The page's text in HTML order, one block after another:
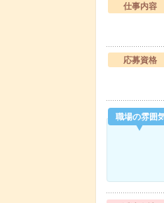
仕事内容
応募資格
職場の雰囲